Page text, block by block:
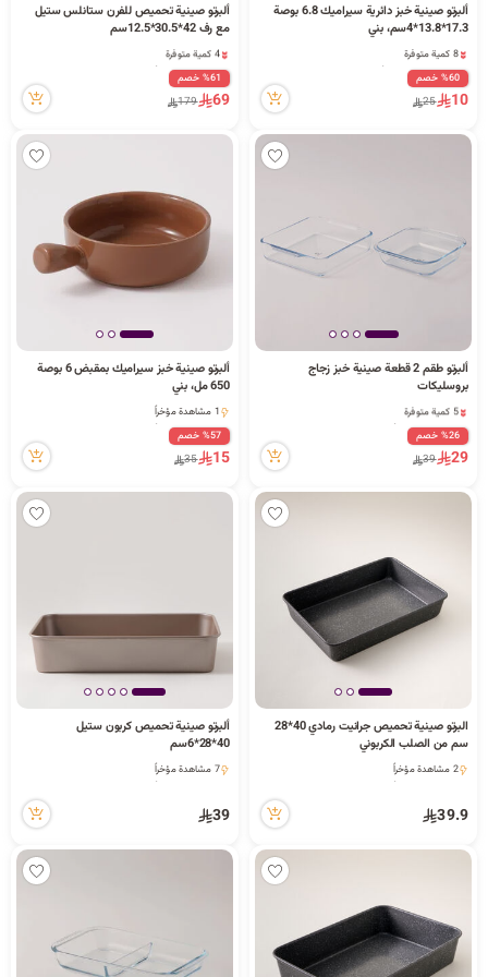
ألبرتو صينية خبز دائرية سيراميك 6.8 بوصة
17.3*13.8*4سم، بني
8 كمية متوفرة
3 قطعة بيعت مؤخراً
8 كمية متوفرة
3 قطعة بيعت مؤخراً
%60 خصم
10
25
ألبرتو صينية تحميص للفرن ستانلس ستيل
مع رف 42*30.5*12.5سم
4 كمية متوفرة
9 مشاهدة مؤخراً
4 كمية متوفرة
9 مشاهدة مؤخراً
%61 خصم
69
179
ألبرتو طقم 2 قطعة صينية خبز زجاج
بروسليكات
5 كمية متوفرة
4 مشاهدة مؤخراً
5 كمية متوفرة
4 مشاهدة مؤخراً
%26 خصم
29
39
ألبرتو صينية خبز سيراميك بمقبض 6 بوصة
650 مل، بني
1 مشاهدة مؤخراً
1 مشاهدة مؤخراً%57 خصم
15
35
البرتو صينية تحميص جرانيت رمادي 40*28
سم من الصلب الكربوني
2 مشاهدة مؤخراً
39.9
ألبرتو صينية تحميص كربون ستيل
40*28*6سم
7 مشاهدة مؤخراً
39